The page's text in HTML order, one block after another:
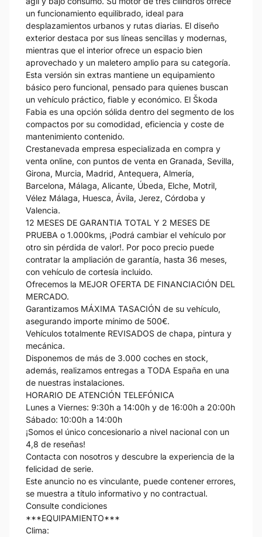
un funcionamiento equilibrado, ideal para
desplazamientos urbanos y rutas diarias. El diseño
exterior destaca por sus líneas sencillas y modernas,
mientras que el interior ofrece un espacio bien
aprovechado y un maletero amplio para su categoría.
Esta versión sin extras mantiene un equipamiento
básico pero funcional, pensado para quienes buscan
un vehículo práctico, fiable y económico. El Škoda
Fabia es una opción sólida dentro del segmento de los
compactos por su comodidad, eficiencia y coste de
mantenimiento contenido.
Crestanevada empresa especializada en compra y
venta online, con puntos de venta en Granada, Sevilla,
Girona, Murcia, Madrid, Antequera, Almería,
Barcelona, Málaga, Alicante, Úbeda, Elche, Motril,
Vélez Málaga, Huesca, Ávila, Jerez, Córdoba y
Valencia.
12 MESES DE GARANTIA TOTAL Y 2 MESES DE
PRUEBA o 1.000kms, ¡Podrá cambiar el vehículo por
otro sin pérdida de valor!. Por poco precio puede
contratar la ampliación de garantía, hasta 36 meses,
con vehículo de cortesía incluido.
Ofrecemos la MEJOR OFERTA DE FINANCIACIÓN DEL
MERCADO.
Garantizamos MÁXIMA TASACIÓN de su vehículo,
asegurando importe mínimo de 500€.
Vehículos totalmente REVISADOS de chapa, pintura y
mecánica.
Disponemos de más de 3.000 coches en stock,
además, realizamos entregas a TODA España en una
de nuestras instalaciones.
HORARIO DE ATENCIÓN TELEFÓNICA
Lunes a Viernes: 9:30h a 14:00h y de 16:00h a 20:00h
Sábado: 10:00h a 14:00h
¡Somos el único concesionario a nivel nacional con un
4,8 de reseñas!
Contacta con nosotros y descubre la experiencia de la
felicidad de serie.
Este anuncio no es vinculante, puede contener errores,
se muestra a título informativo y no contractual.
Consulte condiciones
***EQUIPAMIENTO***
Clima: